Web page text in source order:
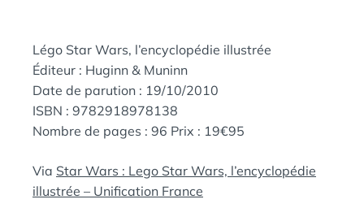
Légo Star Wars, l’encyclopédie illustrée
Éditeur : Huginn & Muninn
Date de parution : 19/10/2010
ISBN : 9782918978138
Nombre de pages : 96 Prix : 19€95
Via Star Wars : Lego Star Wars, l’encyclopédie
illustrée – Unification France